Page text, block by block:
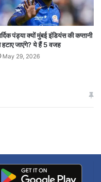
रिटायर्ड होने वाले थे,
6 महीने (31 मई
सरकार ने गृह
में चुनौती भी दी थी.
का कार्यकाल 31 में
था. उसके बाद भी
उनके मंत्री आए दिन
पंड्या क्यों मुंबई इंडियंस की कप्तानी
जाएंगे? ये हैं 5 वजह
May 29, 2026
में धक्का… आरोपियों ने